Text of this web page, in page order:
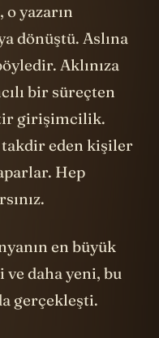
yazarın
dönüştü. Aslına
Aklınıza
bir süreçten
girişimcilik.
eden kişiler
Hep
en büyük
daha yeni, bu
gerçekleşti.